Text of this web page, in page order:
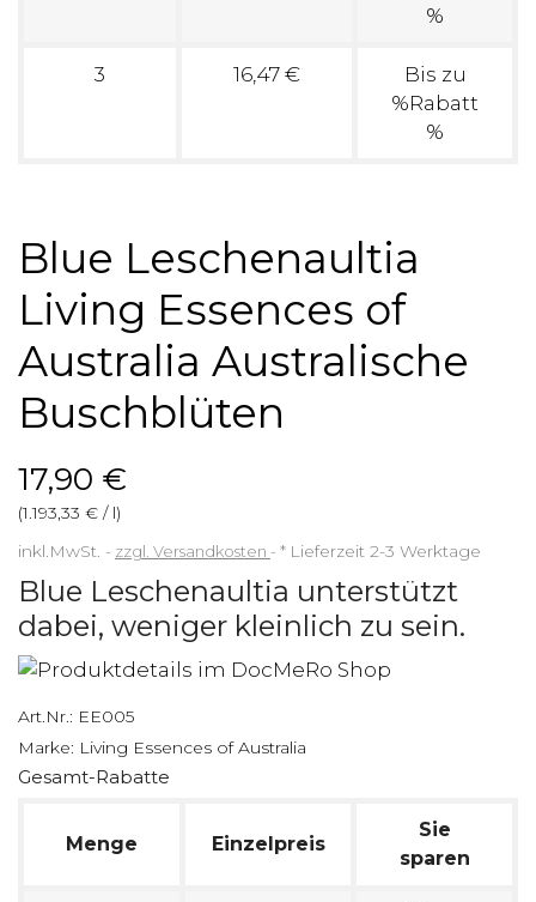
%
3 16,47 €
Bis zu
%Rabatt
%
Blue Leschenaultia
Living Essences of
Australia Australische
Buschblüten
17,90 €
(1.193,33 € / l)
inkl.MwSt.
zzgl. Versandkosten * Lieferzeit 2-3 Werktage
Blue Leschenaultia unterstützt
dabei, weniger kleinlich zu sein.
Art.Nr.: EE005
Marke: Living Essences of Australia
Gesamt-Rabatte
Menge Einzelpreis
Sie
sparen